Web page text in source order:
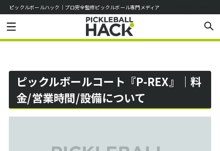
ピックルボールハック｜プロ完全監修ピックルボール専門メディア
ピックルボールコート『P-REX』｜料
金/営業時間/設備について